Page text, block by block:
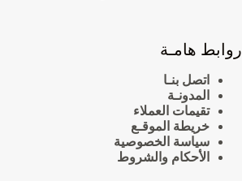
روابط هامـة
اتصل بنـا
المدونـة
تقيمات العملاء
خريطة الموقـع
سياسة الخصوصية
الأحكام والشروط